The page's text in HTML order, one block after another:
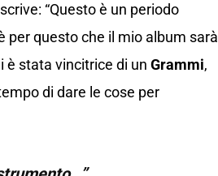
“Questo è un periodo
per questo che il mio album sarà
è stata vincitrice di un Grammi,
di dare le cose per